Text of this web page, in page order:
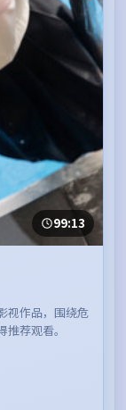
99:13
视作品，围绕危
荐观看。